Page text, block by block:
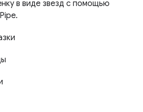
в виде звезд с помощью